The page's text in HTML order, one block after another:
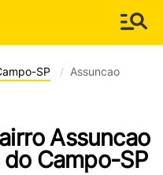
SP Assuncao
Assuncao
Campo-SP